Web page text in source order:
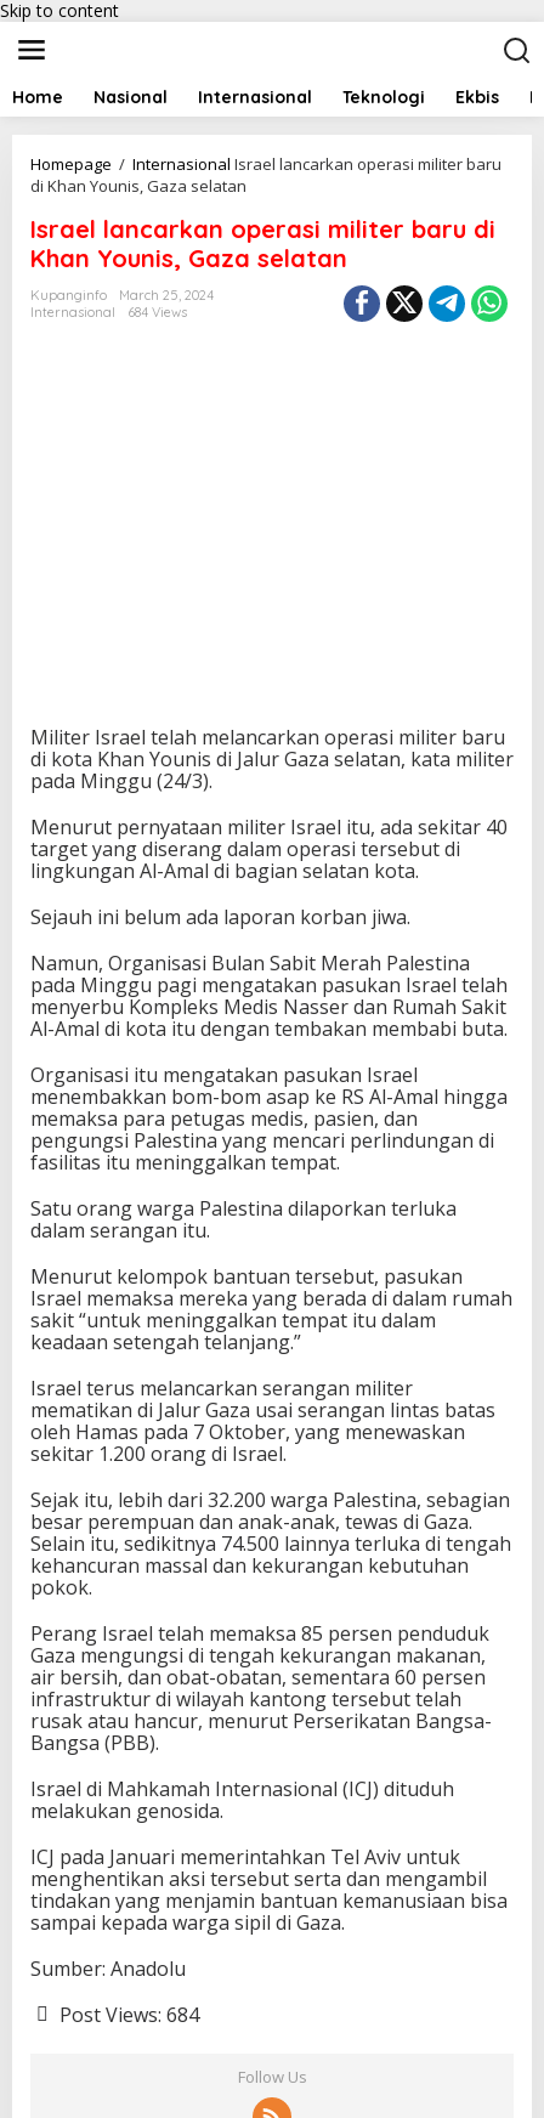
Skip to content
Home Nasional Internasional Teknologi Ekbis
Homepage / Internasional Israel lancarkan operasi militer baru
di Khan Younis, Gaza selatan
Israel lancarkan operasi militer baru di
Khan Younis, Gaza selatan
Kupanginfo
March 25, 2024
Internasional
684 Views
Militer Israel telah melancarkan operasi militer baru
di kota Khan Younis di Jalur Gaza selatan, kata militer
pada Minggu (24/3).
Menurut pernyataan militer Israel itu, ada sekitar 40
target yang diserang dalam operasi tersebut di
lingkungan Al-Amal di bagian selatan kota.
Sejauh ini belum ada laporan korban jiwa.
Namun, Organisasi Bulan Sabit Merah Palestina
pada Minggu pagi mengatakan pasukan Israel telah
menyerbu Kompleks Medis Nasser dan Rumah Sakit
Al-Amal di kota itu dengan tembakan membabi buta.
Organisasi itu mengatakan pasukan Israel
menembakkan bom-bom asap ke RS Al-Amal hingga
memaksa para petugas medis, pasien, dan
pengungsi Palestina yang mencari perlindungan di
fasilitas itu meninggalkan tempat.
Satu orang warga Palestina dilaporkan terluka
dalam serangan itu.
Menurut kelompok bantuan tersebut, pasukan
Israel memaksa mereka yang berada di dalam rumah
sakit “untuk meninggalkan tempat itu dalam
keadaan setengah telanjang.”
Israel terus melancarkan serangan militer
mematikan di Jalur Gaza usai serangan lintas batas
oleh Hamas pada 7 Oktober, yang menewaskan
sekitar 1.200 orang di Israel.
Sejak itu, lebih dari 32.200 warga Palestina, sebagian
besar perempuan dan anak-anak, tewas di Gaza.
Selain itu, sedikitnya 74.500 lainnya terluka di tengah
kehancuran massal dan kekurangan kebutuhan
pokok.
Perang Israel telah memaksa 85 persen penduduk
Gaza mengungsi di tengah kekurangan makanan,
air bersih, dan obat-obatan, sementara 60 persen
infrastruktur di wilayah kantong tersebut telah
rusak atau hancur, menurut Perserikatan Bangsa-
Bangsa (PBB).
Israel di Mahkamah Internasional (ICJ) dituduh
melakukan genosida.
ICJ pada Januari memerintahkan Tel Aviv untuk
menghentikan aksi tersebut serta dan mengambil
tindakan yang menjamin bantuan kemanusiaan bisa
sampai kepada warga sipil di Gaza.
Sumber: Anadolu
Post Views: 684
Follow Us